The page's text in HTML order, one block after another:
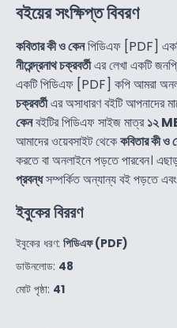
বইয়ের সংক্ষিপ্ত বিবরণ
কবিতার কী ও কেনপিডিএফ [PDF] একটি
নীরেন্দ্রনাথ চক্রবর্তীএর লেখা একটি
একটি পিডিএফ [PDF] কপি আমরা
চক্রবর্তীএর অসাধারণ বইটি আপনাদের
কেনবইটির পিডিএফ সাইজ মাত্র১২
আমাদের ওয়েবসাইট থেকেকবিতার কী ও
করতে বা অনলাইনে পড়তে পারবেন।
প্রবন্ধসম্পর্কিত অন্যান্য বই পড়তে
ইবুকের বিররণ
ইবুকের ধরণ: পিডিএফ (PDF)
ডাউনলোড: 48
মোট পৃষ্ঠা: 41